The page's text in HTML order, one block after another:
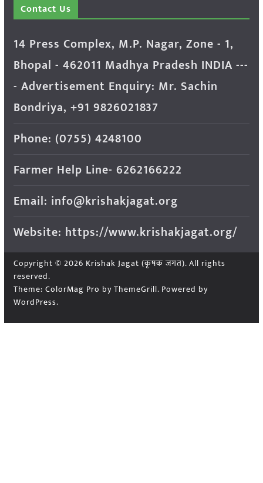
Contact Us
14 Press Complex, M.P. Nagar, Zone - 1,
Bhopal - 462011 Madhya Pradesh INDIA ---
- Advertisement Enquiry: Mr. Sachin
Bondriya, +91 9826021837
Phone: (0755) 4248100
Farmer Help Line- 6262166222
Email: info@krishakjagat.org
Website: https://www.krishakjagat.org/
Copyright © 2026 Krishak Jagat (कृषक जगत). All rights
reserved.
Theme: ColorMag Pro by ThemeGrill. Powered by
WordPress.